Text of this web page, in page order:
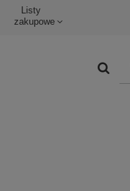
Listy
zakupowe